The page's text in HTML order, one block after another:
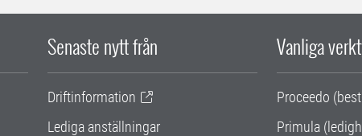
Senaste nytt från
Driftinformation
Lediga anställningar
Vanliga
Proceedo
Primula